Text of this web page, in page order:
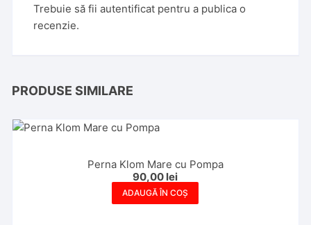
Trebuie să fiiautentificat pentru a publica o
recenzie.
PRODUSE SIMILARE
Perna Klom Mare cu Pompa
90,00 lei
ADAUGĂ ÎN COȘ